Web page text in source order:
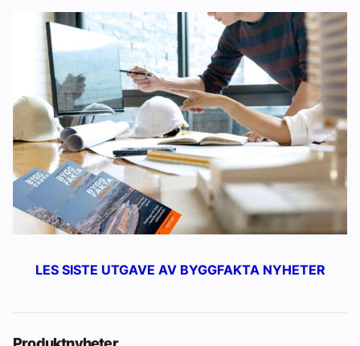
LES SISTE UTGAVE AV BYGGFAKTA NYHETER